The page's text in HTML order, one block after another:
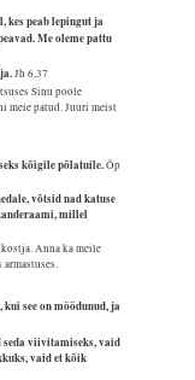
kes peab lepingut ja
Me oleme pattu
Jh 6,37
Sinu poole
meie patud. Juuri meist
kõigile põlatuile.Õp
võtsid nad katuse
millel
Anna ka meile
see on möödunud, ja
viivitamiseks, vaid
vaid et kõik